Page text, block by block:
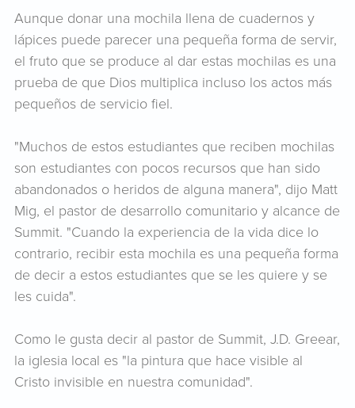
Aunque donar una mochila llena de cuadernos y
lápices puede parecer una pequeña forma de servir,
el fruto que se produce al dar estas mochilas es una
prueba de que Dios multiplica incluso los actos más
pequeños de servicio fiel.
"Muchos de estos estudiantes que reciben mochilas
son estudiantes con pocos recursos que han sido
abandonados o heridos de alguna manera", dijo Matt
Mig, el pastor de desarrollo comunitario y alcance de
Summit. "Cuando la experiencia de la vida dice lo
contrario, recibir esta mochila es una pequeña forma
de decir a estos estudiantes que se les quiere y se
les cuida".
Como le gusta decir al pastor de Summit, J.D. Greear,
la iglesia local es "la pintura que hace visible al
Cristo invisible en nuestra comunidad".